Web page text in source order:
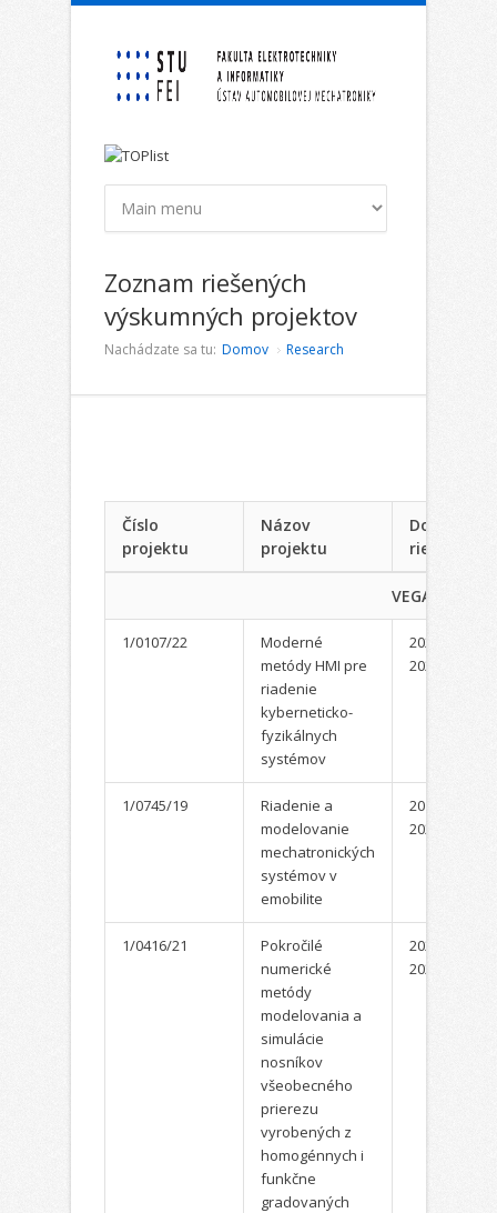
Skočiť na hlavný obsah
Zoznam riešených
výskumných projektov
Nachádzate sa tu: Domov Research
Číslo
projektu
Názov
projektu
Doba
riešenia
VEGA
1/0107/22
Moderné
metódy HMI pre
riadenie
kyberneticko-
fyzikálnych
systémov
2022-
2024
1/0745/19
Riadenie a
modelovanie
mechatronických
systémov v
emobilite
2019-
2022
1/0416/21
Pokročilé
numerické
metódy
modelovania a
simulácie
nosníkov
všeobecného
prierezu
vyrobených z
homogénnych i
funkčne
gradovaných
2021-
2023